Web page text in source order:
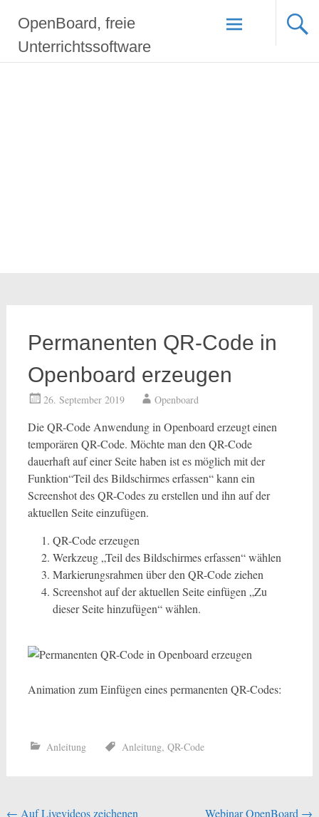
Inhalt
springen
OpenBoard, freie
Unterrichtssoftware
Permanenten QR-Code in
Openboard erzeugen
26. September 2019 Openboard
Die QR-Code Anwendung in Openboard erzeugt einen
temporären QR-Code. Möchte man den QR-Code
dauerhaft auf einer Seite haben ist es möglich mit der
Funktion“Teil des Bildschirmes erfassen“ kann ein
Screenshot des QR-Codes zu erstellen und ihn auf der
aktuellen Seite einzufügen.
QR-Code erzeugen
Werkzeug „Teil des Bildschirmes erfassen“ wählen
Markierungsrahmen über den QR-Code ziehen
Screenshot auf der aktuellen Seite einfügen „Zu
dieser Seite hinzufügen“ wählen.
Animation zum Einfügen eines permanenten QR-Codes:
Anleitung Anleitung, QR-Code
← Auf Livevideos zeichenen Webinar OpenBoard →